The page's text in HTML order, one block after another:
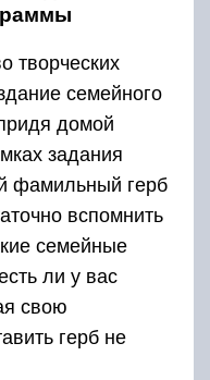
творческих
семейного
домой
задания
фамильный герб
вспомнить
семейные
ли у вас
свою
герб не